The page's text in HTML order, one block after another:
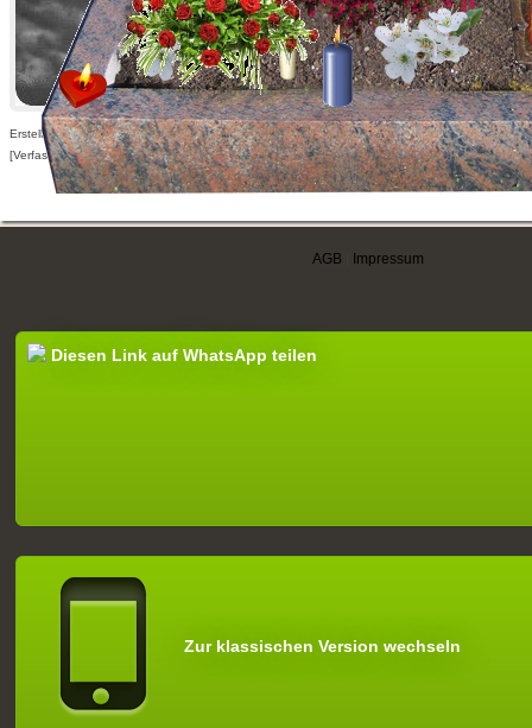
Erstellt am 18.08.2014,
[Verfasser nur für angemeldete Benutzer sichtbar]
AGB Impressum
Diesen Link auf WhatsApp teilen
Zur klassischen Version wechseln